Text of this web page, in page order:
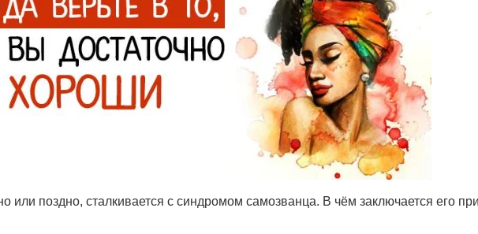
или поздно, сталкивается с синдромом самозванца. В чём заключается его